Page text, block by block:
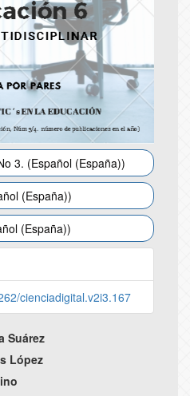
3. (Español (España))
(España))
(España))
cienciadigital.v2i3.167
Suárez
López